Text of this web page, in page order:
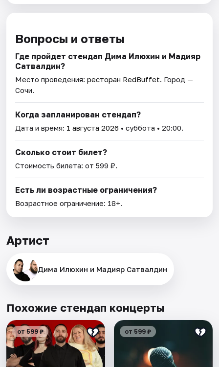
Вопросы и ответы
Где пройдет стендап Дима Илюхин и Мадияр
Сатвалдин?
Место проведения:ресторан RedBuffet. Город —
Сочи.
Когда запланирован стендап?
Дата и время: 1 августа 2026 • суббота • 20:00.
Сколько стоит билет?
Стоимость билета: от 599 ₽.
Есть ли возрастные ограничения?
Возрастное ограничение: 18+.
Артист
Дима Илюхин и Мадияр Сатвалдин
Похожие стендап концерты
от 599 ₽ от 599 ₽